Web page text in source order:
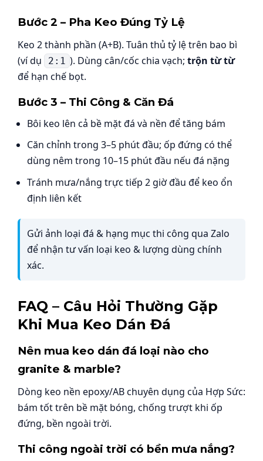
Bước 2 – Pha Keo Đúng Tỷ Lệ
Keo 2 thành phần (A+B). Tuân thủ tỷ lệ trên bao bì
(ví dụ
2:1 ). Dùng cân/cốc chia vạch; trộn từ từ
để hạn chế bọt.
Bước 3 – Thi Công & Căn Đá
Bôi keo lên cả bề mặt đá và nền để tăng bám
Căn chỉnh trong 3–5 phút đầu; ốp đứng có thể
dùng nêm trong 10–15 phút đầu nếu đá nặng
Tránh mưa/nắng trực tiếp 2 giờ đầu để keo ổn
định liên kết
Gửi ảnh loại đá & hạng mục thi công qua Zalo
để nhận tư vấn loại keo & lượng dùng chính
xác.
FAQ – Câu Hỏi Thường Gặp
Khi Mua Keo Dán Đá
Nên mua keo dán đá loại nào cho
granite & marble?
Dòng keo nền epoxy/AB chuyên dụng của Hợp Sức:
bám tốt trên bề mặt bóng, chống trượt khi ốp
đứng, bền ngoài trời.
Thi công ngoài trời có bền mưa nắng?